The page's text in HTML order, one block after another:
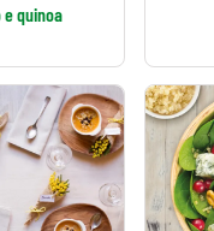
quinoa